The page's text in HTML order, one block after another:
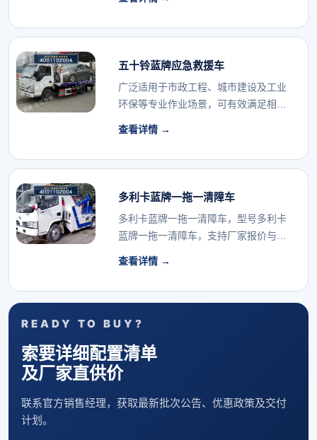
五十铃蓝牌应急救援车
广泛适用于市政工程、城市建设及工业
环保等专业作业场景，可有效满足相关
查看详情 →
多利卡蓝牌一拖一清障车
多利卡蓝牌一拖一清障车，型号多利卡
蓝牌一拖一清障车，支持厂家报价与配
查看详情 →
READY TO BUY?
索要详细配置清单
及厂家直供价
联系官方销售经理，获取最新批次公告、优惠政策及交付
计划。